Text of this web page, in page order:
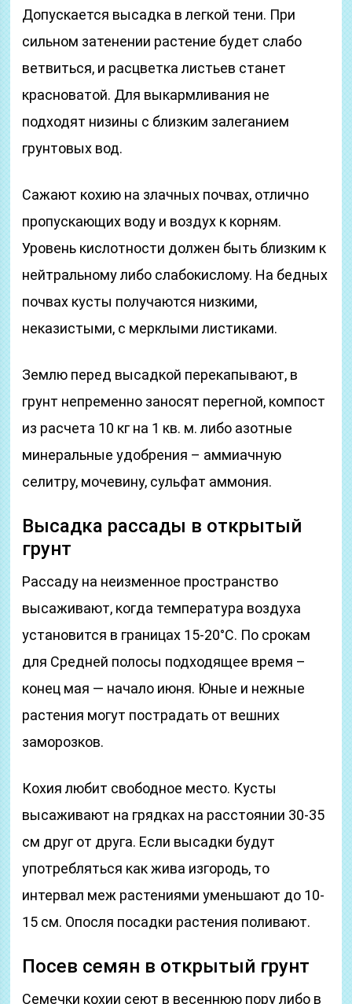
Допускается высадка в легкой тени. При
сильном затенении растение будет слабо
ветвиться, и расцветка листьев станет
красноватой. Для выкармливания не
подходят низины с близким залеганием
грунтовых вод.
Сажают кохию на злачных почвах, отлично
пропускающих воду и воздух к корням.
Уровень кислотности должен быть близким к
нейтральному либо слабокислому. На бедных
почвах кусты получаются низкими,
неказистыми, с мерклыми листиками.
Землю перед высадкой перекапывают, в
грунт непременно заносят перегной, компост
из расчета 10 кг на 1 кв. м. либо азотные
минеральные удобрения – аммиачную
селитру, мочевину, сульфат аммония.
Высадка рассады в открытый
грунт
Рассаду на неизменное пространство
высаживают, когда температура воздуха
установится в границах 15-20°C. По срокам
для Средней полосы подходящее время –
конец мая — начало июня. Юные и нежные
растения могут пострадать от вешних
заморозков.
Кохия любит свободное место. Кусты
высаживают на грядках на расстоянии 30-35
см друг от друга. Если высадки будут
употребляться как жива изгородь, то
интервал меж растениями уменьшают до 10-
15 см. Опосля посадки растения поливают.
Посев семян в открытый грунт
Семечки кохии сеют в весеннюю пору либо в